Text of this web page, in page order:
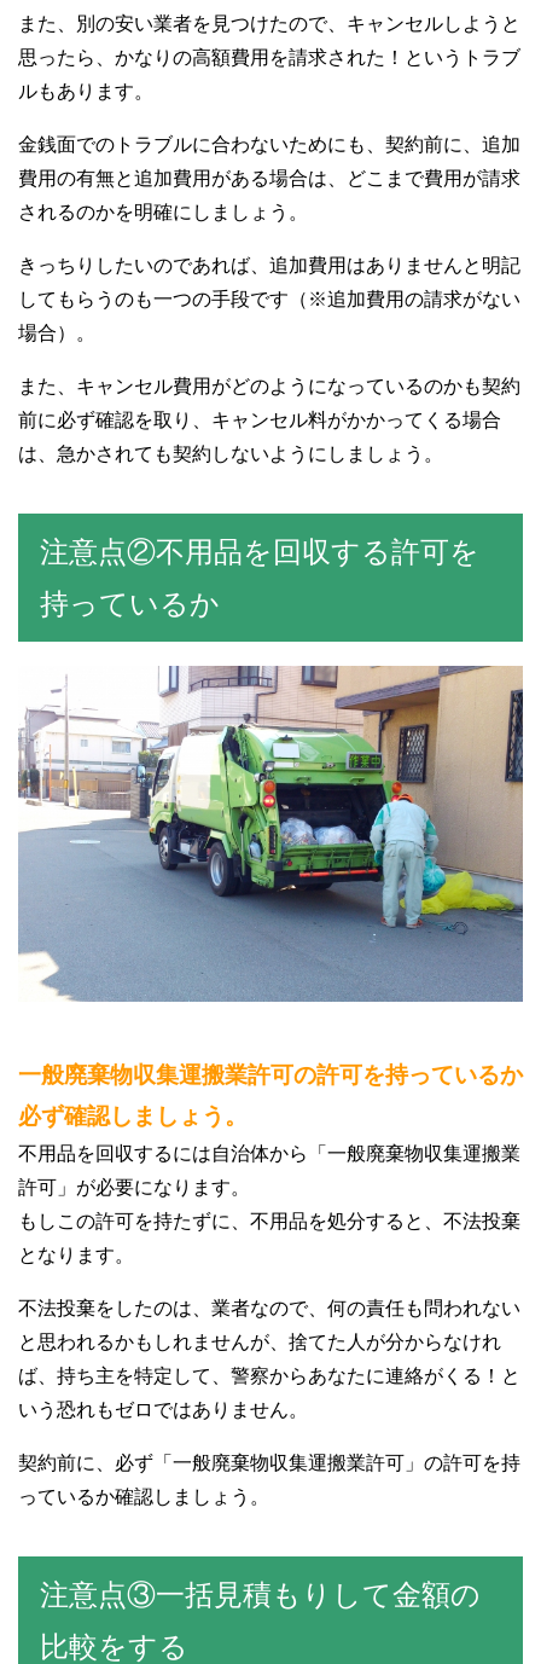
また、別の安い業者を見つけたので、キャンセルしようと
思ったら、かなりの高額費用を請求された！というトラブ
ルもあります。
金銭面でのトラブルに合わないためにも、契約前に、追加
費用の有無と追加費用がある場合は、どこまで費用が請求
されるのかを明確にしましょう。
きっちりしたいのであれば、追加費用はありませんと明記
してもらうのも一つの手段です（※追加費用の請求がない
場合）。
また、キャンセル費用がどのようになっているのかも契約
前に必ず確認を取り、キャンセル料がかかってくる場合
は、急かされても契約しないようにしましょう。
注意点②不用品を回収する許可を
持っているか
一般廃棄物収集運搬業許可の許可を持っているか
必ず確認しましょう。
不用品を回収するには自治体から「一般廃棄物収集運搬業
許可」が必要になります。
もしこの許可を持たずに、不用品を処分すると、不法投棄
となります。
不法投棄をしたのは、業者なので、何の責任も問われない
と思われるかもしれませんが、捨てた人が分からなけれ
ば、持ち主を特定して、警察からあなたに連絡がくる！と
いう恐れもゼロではありません。
契約前に、必ず「一般廃棄物収集運搬業許可」の許可を持
っているか確認しましょう。
注意点③一括見積もりして金額の
比較をする